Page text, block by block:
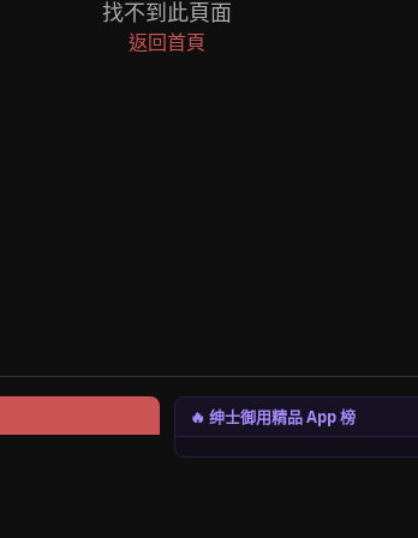
找不到此頁面
返回首頁
🔥 绅士御用精品 App 榜